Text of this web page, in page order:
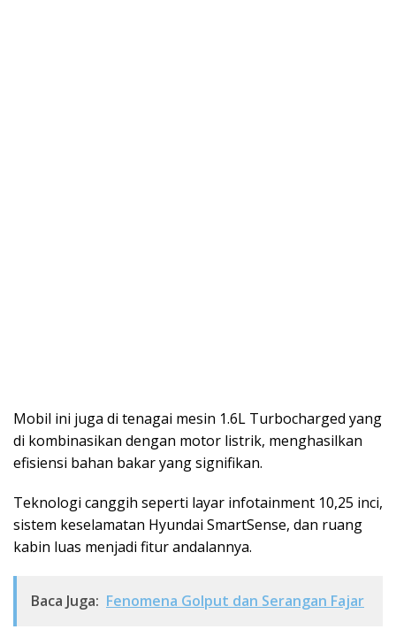
Mobil ini juga di tenagai mesin 1.6L Turbocharged yang
di kombinasikan dengan motor listrik, menghasilkan
efisiensi bahan bakar yang signifikan.
Teknologi canggih seperti layar infotainment 10,25 inci,
sistem keselamatan Hyundai SmartSense, dan ruang
kabin luas menjadi fitur andalannya.
Baca Juga: Fenomena Golput dan Serangan Fajar